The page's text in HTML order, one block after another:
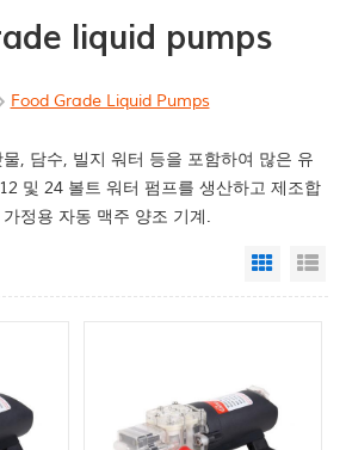
liquid pumps
Food Grade Liquid Pumps
, 담수, 빌지 워터 등을 포함하여 많은 유
및 24 볼트 워터 펌프를 생산하고 제조합
정용 자동 맥주 양조 기계.
Grid